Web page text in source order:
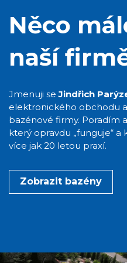
Něco
naší
Jmenuji seJindřich
elektronického obchodu
bazénové firmy. Poradím
který opravdu „funguje“
více jak 20 letou praxí.
Zobrazit bazény